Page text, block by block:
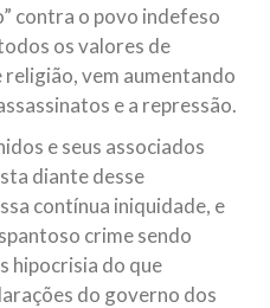
contra o povo indefeso
os valores de
religião, vem aumentando
e a repressão.
e seus associados
diante desse
contínua iniquidade, e
crime sendo
hipocrisia do que
do governo dos